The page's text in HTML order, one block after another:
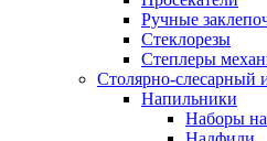
Ручные
Стеклорезы
Степлеры
Столярно-слесарный
Напильники
Наборы